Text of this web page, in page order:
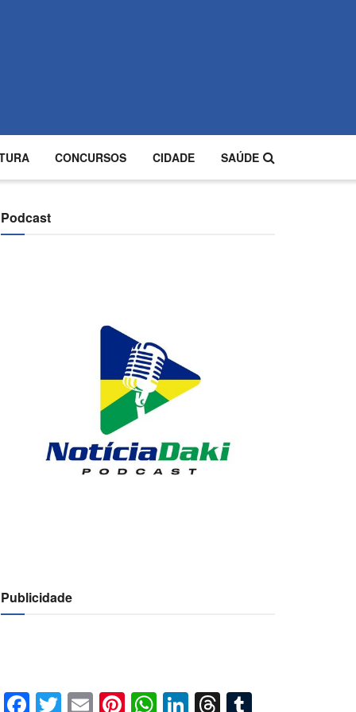
CONCURSOS CIDADE SAÚDE
Podcast
Publicidade
Facebook
Twitter
EmailPinterest
WhatsApp
LinkedIn
Threads